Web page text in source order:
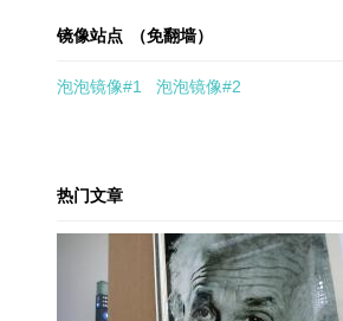
镜像站点 （免翻墙）
泡泡镜像#1 泡泡镜像#2
热门文章